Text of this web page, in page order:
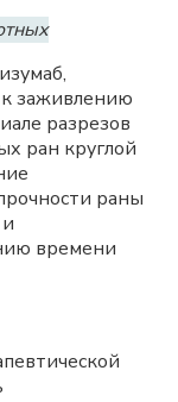
заживлению
разрезов
ран круглой
раны
времени